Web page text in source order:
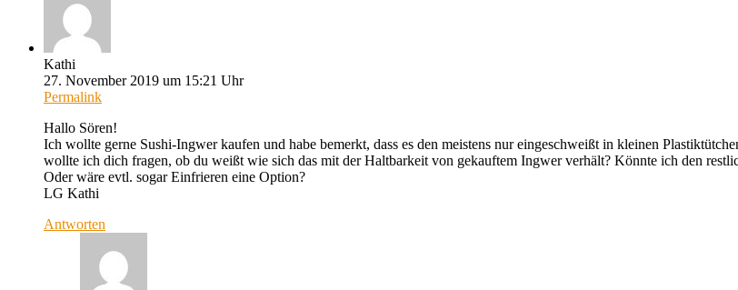
Kathi
27. November 2019 um 15:21 Uhr
Permalink
Hallo Sören!
Ich wollte gerne Sushi-Ingwer kaufen und habe bemerkt, dass es den meistens nur eingeschweißt in kleinen
wollte ich dich fragen, ob du weißt wie sich das mit der Haltbarkeit von gekauftem Ingwer verhält? Könnte ich den
Oder wäre evtl. sogar Einfrieren eine Option?
LG Kathi
Antworten